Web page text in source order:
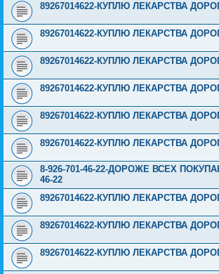
89267014622-КУПЛЮ ЛЕКАРСТВА
89267014622-КУПЛЮ ЛЕКАРСТВА
89267014622-КУПЛЮ ЛЕКАРСТВА
89267014622-КУПЛЮ ЛЕКАРСТВА
89267014622-КУПЛЮ ЛЕКАРСТВА
89267014622-КУПЛЮ ЛЕКАРСТВА
8-926-701-46-22-ДОРОЖЕ ВСЕХ
46-22
89267014622-КУПЛЮ ЛЕКАРСТВА
89267014622-КУПЛЮ ЛЕКАРСТВА
89267014622-КУПЛЮ ЛЕКАРСТВА